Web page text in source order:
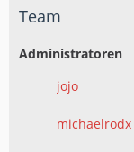
Team
Administratoren
jojo
michaelrodx